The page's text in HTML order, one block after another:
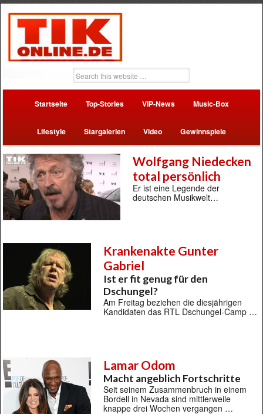
Startseite Top-Stories VIP-News Music-Box
Lifestyle Stargalerien Video Gewinnspiele
Wolfgang Niedecken
total persönlich
Er ist eine Legende der
deutschen Musikwelt…
Krankenakte Gunter
Gabriel
Ist er fit genug für den
Dschungel?
Am Freitag beziehen die diesjährigen
Kandidaten das RTL Dschungel-Camp …
Lamar Odom
Macht angeblich Fortschritte
Seit seinem Zusammenbruch in einem
Bordell in Nevada sind mittlerweile
knappe drei Wochen vergangen …